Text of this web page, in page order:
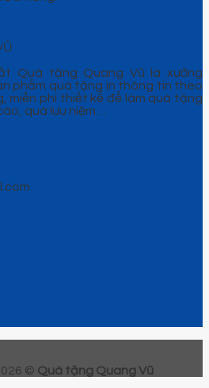
Quà tặng Quang Vũ là xưởng
phẩm quà tặng in thông tin theo
miễn phí thiết kế để làm quà tặng
quà lưu niệm…
© Quà tặng Quang Vũ